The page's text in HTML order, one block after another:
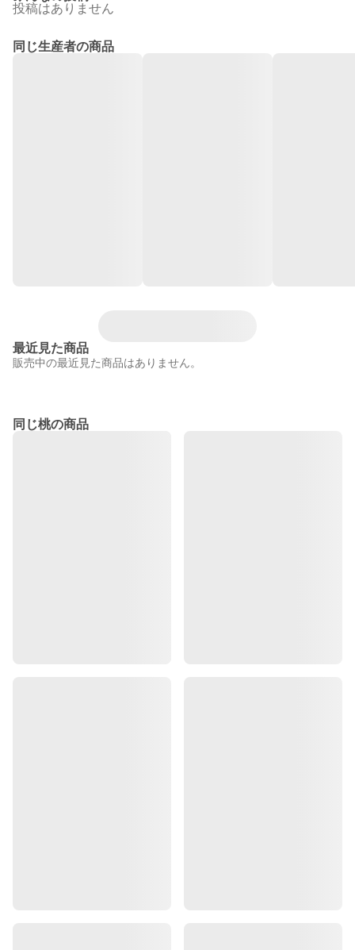
投稿はありません
同じ生産者の商品
最近見た商品
販売中の最近見た商品はありません。
同じ桃の商品